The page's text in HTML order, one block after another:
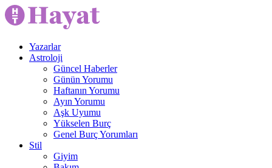
Yazarlar
Astroloji
Güncel Haberler
Günün Yorumu
Haftanın Yorumu
Ayın Yorumu
Aşk Uyumu
Yükselen Burç
Genel Burç Yorumları
Stil
Giyim